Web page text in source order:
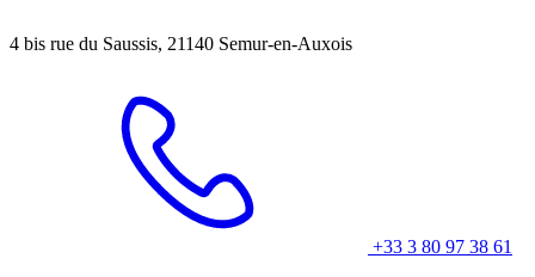
4 bis rue du Saussis, 21140 Semur-en-Auxois
+33 3 80 97 38 61